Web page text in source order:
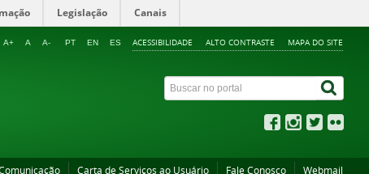
Legislação Canais
ACESSIBILIDADE ALTO CONTRASTE MAPA DO SITE
A+ A A- PT EN ES
Carta de Serviços ao Usuário Fale Conosco Webmail